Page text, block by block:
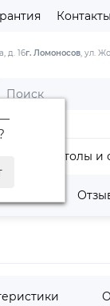
Контакты
д. 16г. Ломоносов, ул.
Столы и